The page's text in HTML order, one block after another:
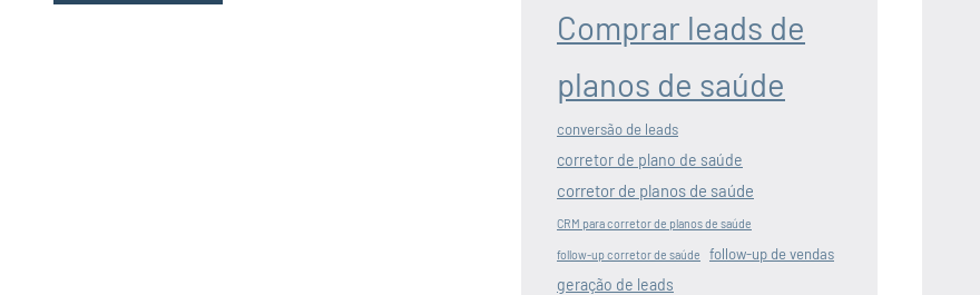
Comprar leads de
planos de saúde
conversão de leads
corretor de plano de saúde
corretor de planos de saúde
CRM para corretor de planos de saúde
follow-up corretor de saúde follow-up de vendas
geração de leads